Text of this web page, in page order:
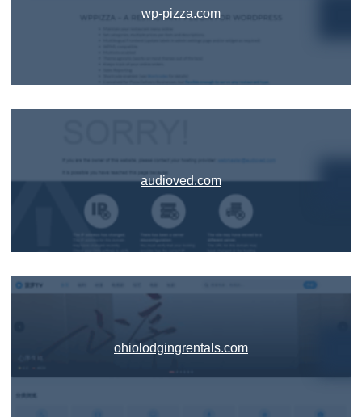
wp-pizza.com
audioved.com
ohiolodgingrentals.com